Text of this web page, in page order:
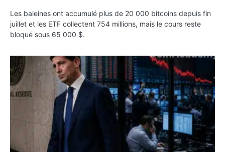
Les baleines ont accumulé plus de 20 000 bitcoins depuis fin
juillet et les ETF collectent 754 millions, mais le cours reste
bloqué sous 65 000 $.
Kevin Warsh maintient sa communication minimaliste